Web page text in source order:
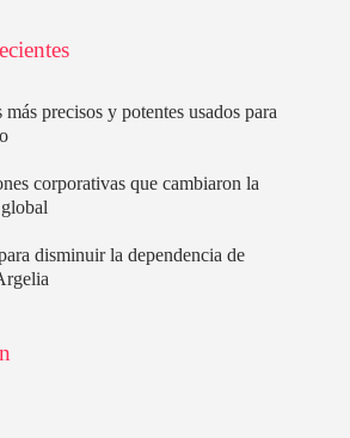
precisos y potentes usados para
corporativas que cambiaron la
disminuir la dependencia de